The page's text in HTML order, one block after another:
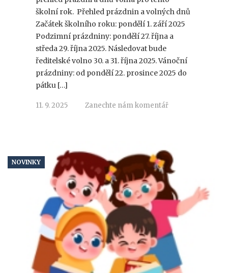
školní rok. Přehled prázdnin a volných dnů
Začátek školního roku: pondělí 1. září 2025
Podzimní prázdniny: pondělí 27. října a
středa 29. října 2025. Následovat bude
ředitelské volno 30. a 31. října 2025. Vánoční
prázdniny: od pondělí 22. prosince 2025 do
pátku […]
11. 9. 2025 Zanechte nám komentář
NOVINKY